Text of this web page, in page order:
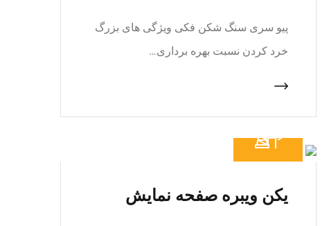
پیو سری سنگ شکن فکی ویژگی های بزرگ
خرد کردن نسبت بهره برداری…
یکن ویبره صفحه نمایش